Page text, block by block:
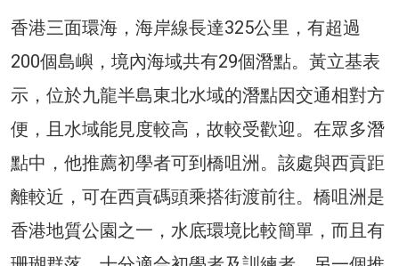
香港三面環海，海岸線長達325公里，有超過
200個島嶼，境內海域共有29個潛點。黃立基表
示，位於九龍半島東北水域的潛點因交通相對方
便，且水域能見度較高，故較受歡迎。在眾多潛
點中，他推薦初學者可到橋咀洲。該處與西貢距
離較近，可在西貢碼頭乘搭街渡前往。橋咀洲是
香港地質公園之一，水底環境比較簡單，而且有